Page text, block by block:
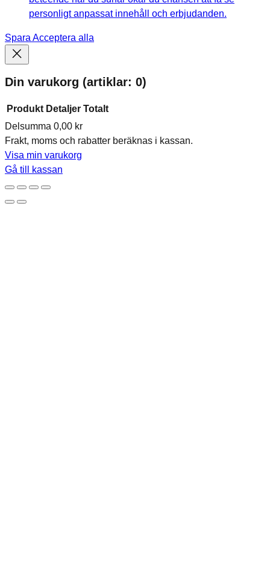
personligt anpassat innehåll och erbjudanden.
Spara Acceptera alla
Din varukorg (artiklar: 0)
Produkter
i
varukorg
Produkt Detaljer Totalt
Delsumma 0,00 kr
Frakt, moms och rabatter beräknas i kassan.
Visa min varukorg
Gå till kassan